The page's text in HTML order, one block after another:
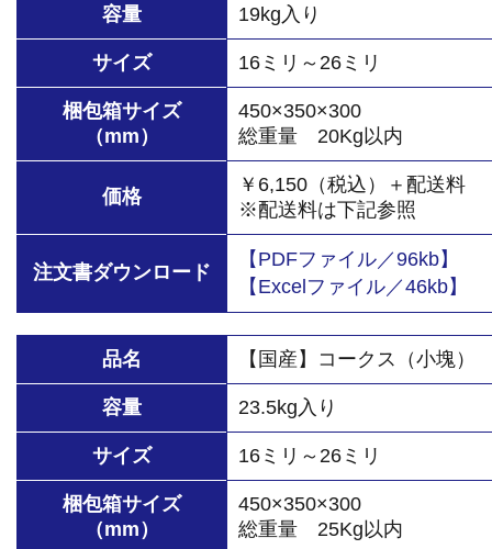
容量 19kg入り
サイズ 16ミリ～26ミリ
梱包箱サイズ
（mm）
450×350×300
総重量 20Kg以内
価格
￥6,150（税込）＋配送料
※配送料は下記参照
注文書ダウンロード
【PDFファイル／96kb】
【Excelファイル／46kb】
品名 【国産】コークス（小塊）
容量 23.5kg入り
サイズ 16ミリ～26ミリ
梱包箱サイズ
（mm）
450×350×300
総重量 25Kg以内